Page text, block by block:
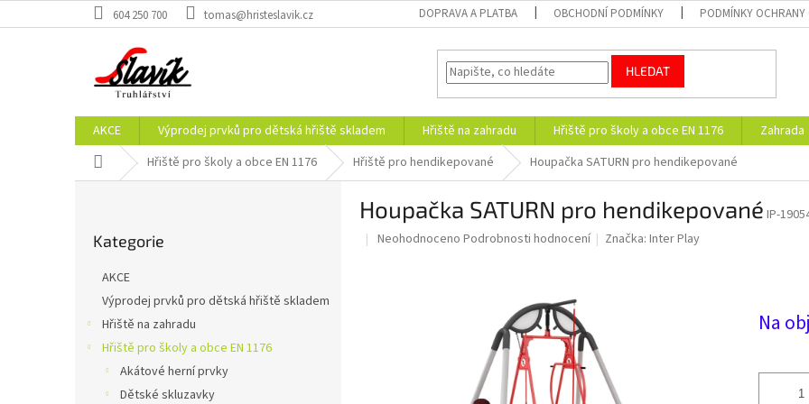
na
604 250 700 tomas@hristeslavik.cz DOPRAVA A PLATBA OBCHODNÍ PODMÍNKY PODMÍNKY OCHRANY
HLEDAT
AKCE Výprodej prvků pro dětská hřiště skladem Hřiště na zahradu Hřiště pro školy a obce EN 1176 Zahrada
Domů Hřiště pro školy a obce EN 1176 Hřiště pro hendikepované Houpačka SATURN pro hendikepované
kategorie
Kategorie
AKCE
Výprodej prvků pro dětská hřiště skladem
Hřiště na zahradu
Hřiště pro školy a obce EN 1176
Akátové herní prvky
Dětské skluzavky
Houpačka SATURN pro hendikepované IP-
Průměrné
Neohodnoceno Podrobnosti hodnocení Značka:Inter Play
Na